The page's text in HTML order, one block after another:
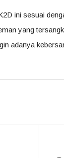
ini sesuai
yang
adanya